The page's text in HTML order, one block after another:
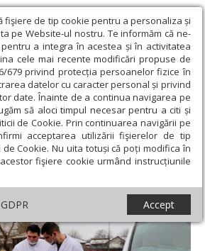
fişiere de tip cookie pentru a personaliza și
pe Website-ul nostru. Te informăm că ne-
a integra în acestea și în activitatea
cele mai recente modificări propuse de
679 privind protecția persoanelor fizice în
datelor cu caracter personal și privind
date. Înainte de a continua navigarea pe
să aloci timpul necesar pentru a citi și
de Cookie. Prin continuarea navigării pe
acceptarea utilizării fişierelor de tip
Cookie. Nu uita totuși că poți modifica în
fişiere cookie urmând instrucțiunile
GDPR Accept
› Alimente de bază pentru 24 de
bucureșteni
pentru 24 de familii din
bucureșteni